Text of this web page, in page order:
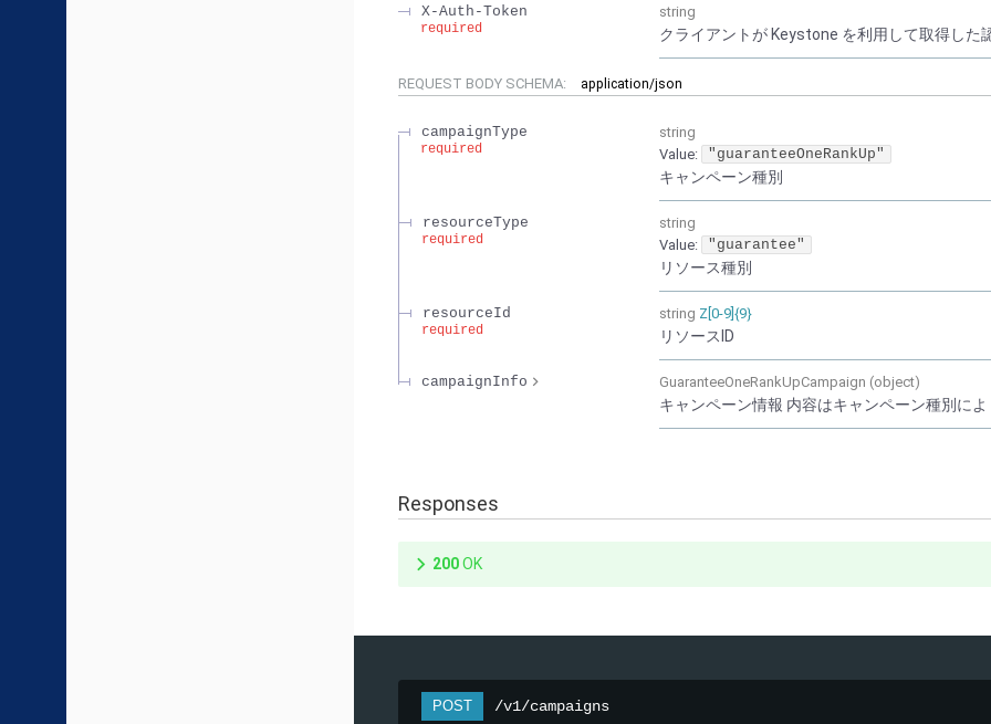
X-Auth-Token
required
string
クライアントが Keystone を利用して取得した
REQUEST BODY SCHEMA: application/json
campaignType
required
string
Value: "guaranteeOneRankUp"
キャンペーン種別
resourceType
required
string
Value: "guarantee"
リソース種別
resourceId
required
string Z[0-9]{9}
リソースID
campaignInfo GuaranteeOneRankUpCampaign (object)
キャンペーン情報 内容はキャンペーン種別に
Responses
200OK
POST /v1/campaigns